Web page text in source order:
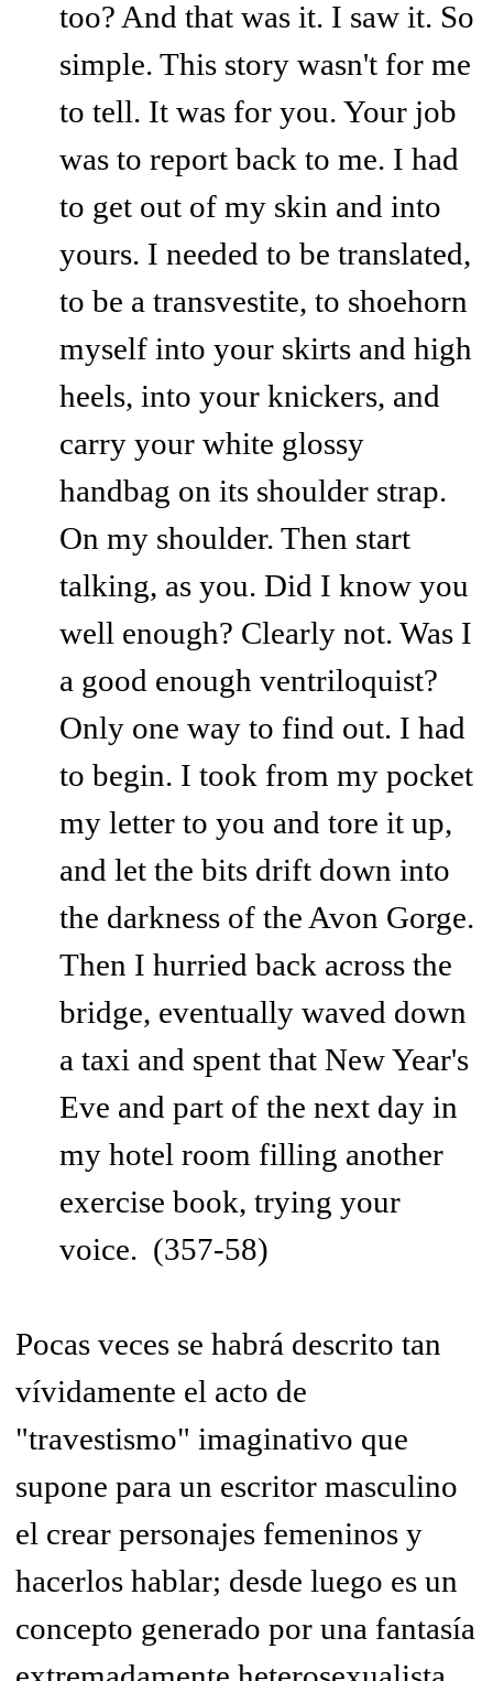
too? And that was it. I saw it. So
simple. This story wasn't for me
to tell. It was for you. Your job
was to report back to me. I had
to get out of my skin and into
yours. I needed to be translated,
to be a transvestite, to shoehorn
myself into your skirts and high
heels, into your knickers, and
carry your white glossy
handbag on its shoulder strap.
On my shoulder. Then start
talking, as you. Did I know you
well enough? Clearly not. Was I
a good enough ventriloquist?
Only one way to find out. I had
to begin. I took from my pocket
my letter to you and tore it up,
and let the bits drift down into
the darkness of the Avon Gorge.
Then I hurried back across the
bridge, eventually waved down
a taxi and spent that New Year's
Eve and part of the next day in
my hotel room filling another
exercise book, trying your
voice. (357-58)
Pocas veces se habrá descrito tan
vívidamente el acto de
"travestismo" imaginativo que
supone para un escritor masculino
el crear personajes femeninos y
hacerlos hablar; desde luego es un
concepto generado por una fantasía